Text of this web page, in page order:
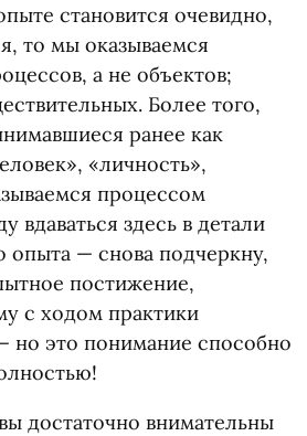
становится очевидно,
то мы оказываемся
а не объектов;
Более того,
ранее как
«личность»,
процессом
вдаваться здесь в детали
опыта — снова подчеркну,
постижение,
с ходом практики
но это понимание способно
достаточно внимательны